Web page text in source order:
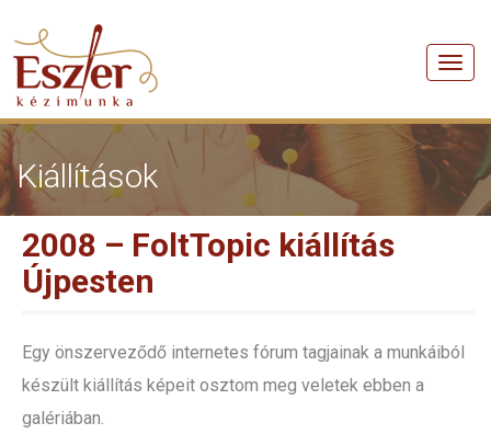
Menü
Kiállítások
2008 – FoltTopic kiállítás
Újpesten
Egy önszerveződő internetes fórum tagjainak a munkáiból
készült kiállítás képeit osztom meg veletek ebben a
galériában.